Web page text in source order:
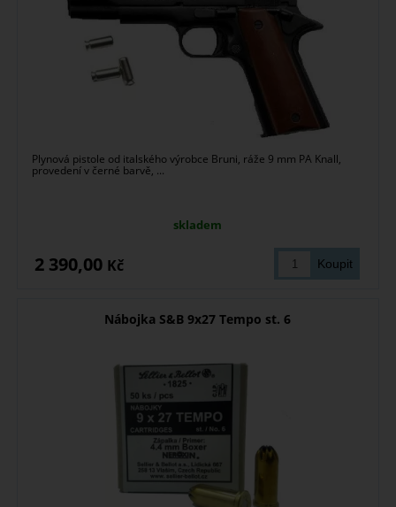
Plynová pistole od italského výrobce Bruni, ráže 9 mm PA Knall,
provedení v černé barvě, ...
skladem
2 390,00 Kč
Nábojka S&B 9x27 Tempo st. 6